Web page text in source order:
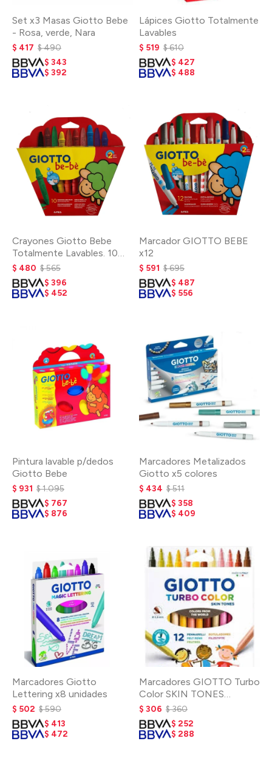
Set x3 Masas Giotto Bebe
- Rosa, verde, Nara
$ 417 $490
$ 343
$ 392
Lápices Giotto Totalmente
Lavables
$ 519 $610
$ 427
$ 488
Crayones Giotto Bebe
Totalmente Lavables. 10
unidades
$ 480 $565
$ 396
$ 452
Marcador GIOTTO BEBE
x12
$ 591 $695
$ 487
$ 556
Pintura lavable p/dedos
Giotto Bebe
$ 931 $1.095
$ 767
$ 876
Marcadores Metalizados
Giotto x5 colores
$ 434 $511
$ 358
$ 409
Marcadores Giotto
Lettering x8 unidades
$ 502 $590
$ 413
$ 472
Marcadores GIOTTO Turbo
Color SKIN TONES
estuche *12 col.
$ 306 $360
$ 252
$ 288